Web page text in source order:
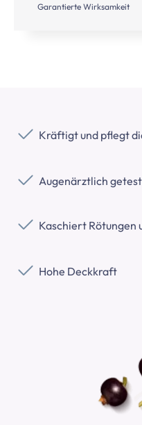
Garantierte Wirksamkeit
Kräftigt und pflegt
Augenärztlich
Kaschiert Rötungen
Hohe Deckkraft